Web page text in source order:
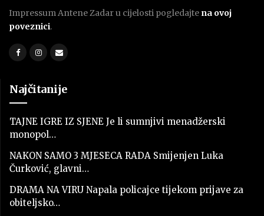
Impressum Antene Zadar u cijelosti pogledajte na ovoj
poveznici.
Najčitanije
TAJNE IGRE IZ SJENE Je li sumnjivi menadžerski
monopol…
NAKON SAMO 3 MJESECA RADA Smijenjen Luka
Čurković, glavni…
DRAMA NA VIRU Napala policajce tijekom prijave za
obiteljsko…